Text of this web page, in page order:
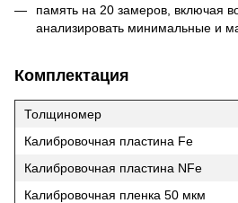
память на 20 замеров, включая
анализировать минимальные и
Комплектация
Толщиномер
Калибровочная пластина Fe
Калибровочная пластина NFe
Калибровочная пленка 50 мкм